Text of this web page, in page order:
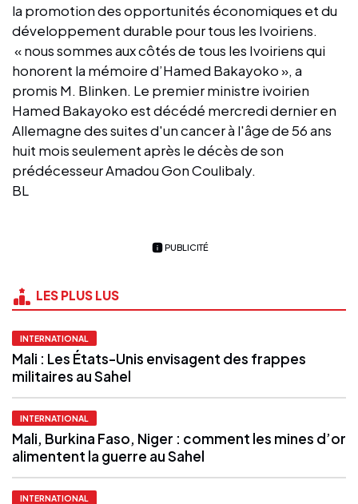
la promotion des opportunités économiques et du
développement durable pour tous les Ivoiriens.
« nous sommes aux côtés de tous les Ivoiriens qui
honorent la mémoire d’Hamed Bakayoko », a
promis M. Blinken. Le premier ministre ivoirien
Hamed Bakayoko est décédé mercredi dernier en
Allemagne des suites d'un cancer à l'âge de 56 ans
huit mois seulement après le décès de son
prédécesseur Amadou Gon Coulibaly.
BL
PUBLICITÉ
LES PLUS LUS
INTERNATIONAL
Mali : Les États-Unis envisagent des frappes
militaires au Sahel
INTERNATIONAL
Mali, Burkina Faso, Niger : comment les mines d’or
alimentent la guerre au Sahel
INTERNATIONAL